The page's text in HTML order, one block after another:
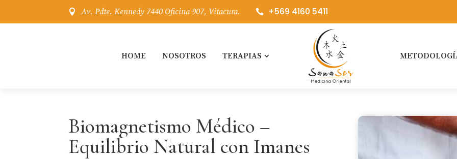
 Av. Pdte. Kennedy 7440 Oficina 907, Vitacura.  +569 4160 5411
HOME NOSOTROS TERAPIAS
Biomagnetismo Médico –
Equilibrio Natural con Imanes